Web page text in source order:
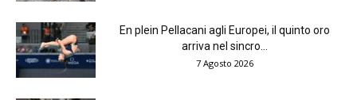
En plein Pellacani agli Europei, il quinto oro
arriva nel sincro...
7 Agosto 2026